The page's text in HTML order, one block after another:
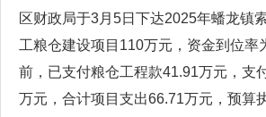
区财政局于3月5日下达2025年蟠龙镇
工粮仓建设项目110万元，资金到位率
前，已支付粮仓工程款41.91万元，支
万元，合计项目支出66.71万元，预算